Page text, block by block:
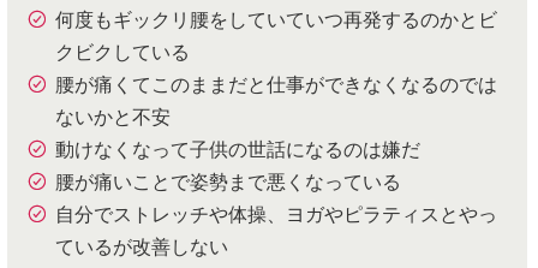
何度もギックリ腰をしていていつ再発するのかとビ
クビクしている
腰が痛くてこのままだと仕事ができなくなるのでは
ないかと不安
動けなくなって子供の世話になるのは嫌だ
腰が痛いことで姿勢まで悪くなっている
自分でストレッチや体操、ヨガやピラティスとやっ
ているが改善しない